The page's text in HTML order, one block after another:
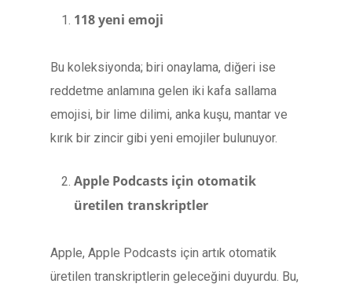
118 yeni emoji
Bu koleksiyonda; biri onaylama, diğeri ise
reddetme anlamına gelen iki kafa sallama
emojisi, bir lime dilimi, anka kuşu, mantar ve
kırık bir zincir gibi yeni emojiler bulunuyor.
Apple Podcasts için otomatik
üretilen transkriptler
Apple, Apple Podcasts için artık otomatik
üretilen transkriptlerin geleceğini duyurdu. Bu,